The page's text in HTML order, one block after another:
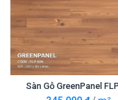
Sàn Gỗ GreenPanel